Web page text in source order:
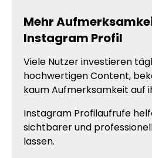
Mehr
Instagram Profil
Viele Nutzer investieren
hochwertigen Content,
kaum Aufmerksamkeit auf
Instagram Profilaufrufe
sichtbarer und
lassen.